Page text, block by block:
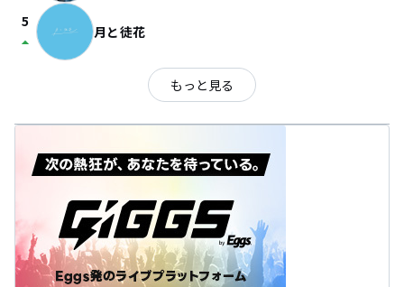
5
arrow_drop_up 月と徒花
もっと見る